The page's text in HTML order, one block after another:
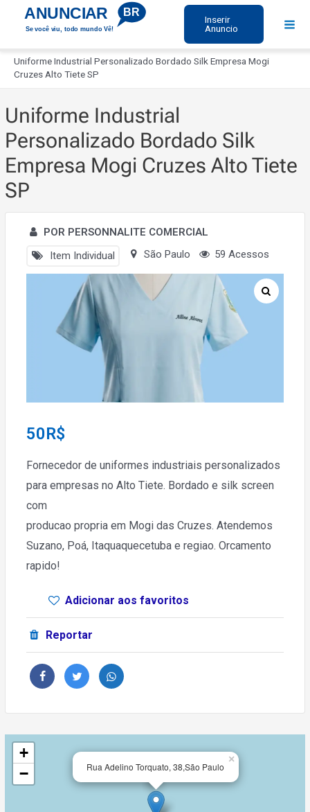
conteúdo
ANUNCIAR BR
Se você viu, todo mundo Vê!
Inserir
Anuncio
Uniforme Industrial Personalizado Bordado Silk Empresa Mogi
Cruzes Alto Tiete SP
Uniforme Industrial
Personalizado Bordado Silk
Empresa Mogi Cruzes Alto Tiete
SP
POR PERSONNALITE COMERCIAL
Item Individual
São Paulo 59 Acessos
50R$
Fornecedor de uniformes industriais personalizados
para empresas no Alto Tiete. Bordado e silk screen
com
producao propria em Mogi das Cruzes. Atendemos
Suzano, Poá, Itaquaquecetuba e regiao. Orcamento
rapido!
Adicionar aos favoritos
Reportar
Rua Adelino Torquato, 38,São Paulo
×
+
−